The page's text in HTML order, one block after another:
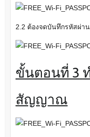
2.2 ต้องจดบันทึกรหัสผ่า
ขั้นตอนที่ 3
สัญญาณ